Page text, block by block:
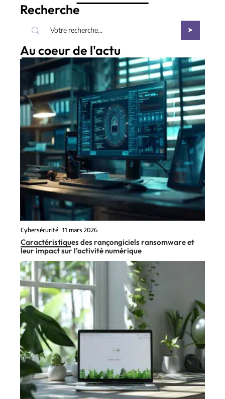
Recherche
Au coeur de l'actu
Cybersécurité 11 mars 2026
Caractéristiques des rançongiciels ransomware et
leur impact sur l’activité numérique